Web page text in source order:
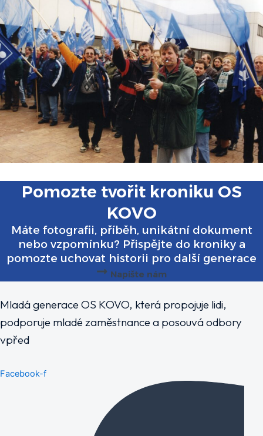
Pomozte tvořit kroniku OS
KOVO
Máte fotografii, příběh, unikátní dokument
nebo vzpomínku? Přispějte do kroniky a
pomozte uchovat historii pro další generace
Napište nám
Mladá generace OS KOVO, která propojuje lidi,
podporuje mladé zaměstnance a posouvá odbory
vpřed
Facebook-f